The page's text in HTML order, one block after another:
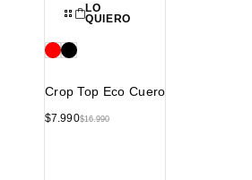
LO
QUIERO
Crop Top Eco Cuero
$16.990
$7.990